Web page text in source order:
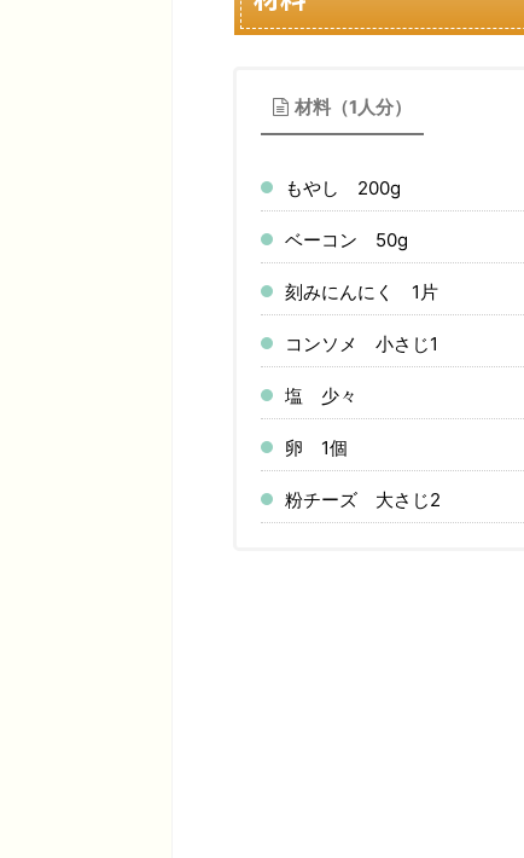
材料（1人分）
もやし 200g
ベーコン 50g
刻みにんにく 1片
コンソメ 小さじ1
塩 少々
卵 1個
粉チーズ 大さじ2